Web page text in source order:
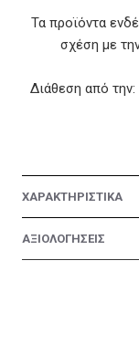
Τα προϊόντα
σχέση με
Διάθεση από
ΧΑΡΑΚΤΗΡΙΣΤΙΚΑ
ΑΞΙΟΛΟΓΗΣΕΙΣ